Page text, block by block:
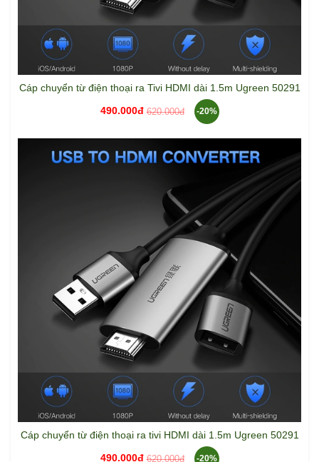
Cáp chuyển từ điện thoại ra Tivi HDMI dài 1.5m Ugreen 50291
490.000đ 620.000đ -20%
Cáp chuyển từ điện thoại ra tivi HDMI dài 1.5m Ugreen 50291
490.000đ 620.000đ -20%